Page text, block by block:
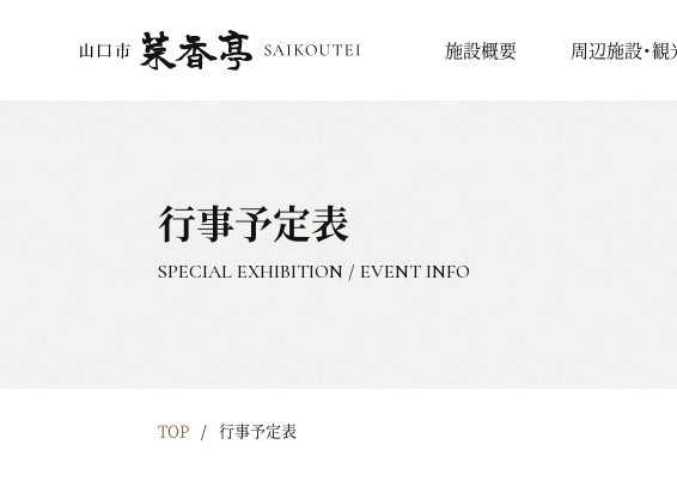
施設概要 周辺施設・
行事予定表
SPECIAL EXHIBITION / EVENT INFO
TOP 行事予定表